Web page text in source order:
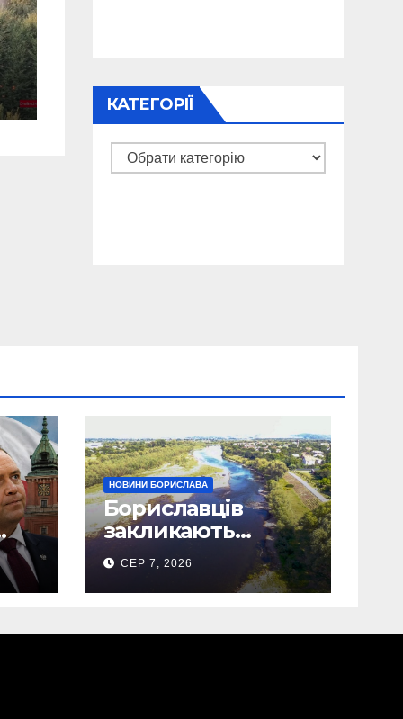
КАТЕГОРІЇ
Категорії
НОВИНИ БОРИСЛАВА
Бориславців
закликають
ощадливо
використовувати
воду
СЕР 7, 2026